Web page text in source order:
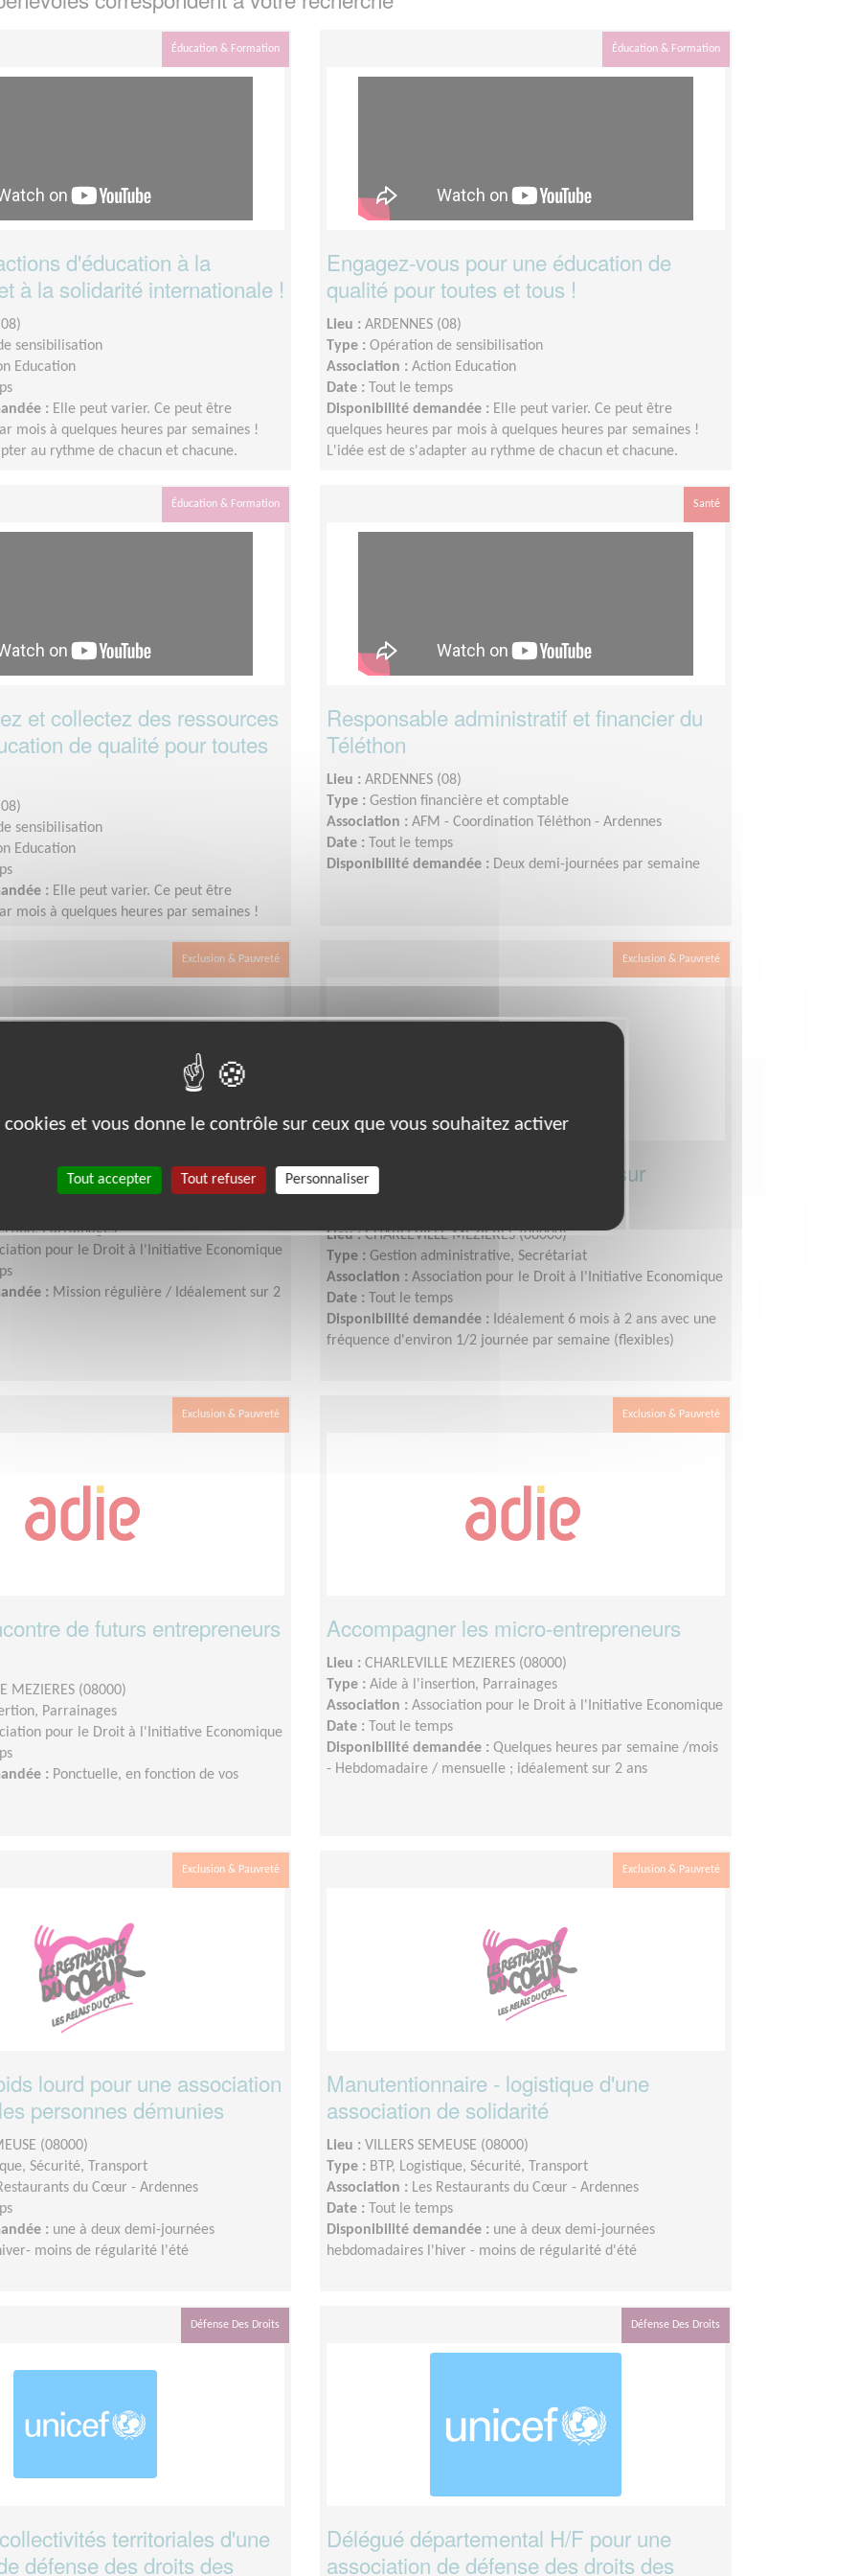
Éducation & Formation
d'éducation à la
à la solidarité internationale !
sensibilisation
Education
: Elle peut varier. Ce peut être
mois à quelques heures par semaines !
au rythme de chacun et chacune.
Éducation & Formation
Engagez-vous pour une éducation de
qualité pour toutes et tous !
Lieu : ARDENNES (08)
Type : Opération de sensibilisation
Association : Action Education
Date : Tout le temps
Disponibilité demandée : Elle peut varier. Ce peut être
quelques heures par mois à quelques heures par semaines !
L'idée est de s'adapter au rythme de chacun et chacune.
Éducation & Formation
et collectez des ressources
de qualité pour toutes
sensibilisation
Education
: Elle peut varier. Ce peut être
mois à quelques heures par semaines !
Santé
Responsable administratif et financier du
Téléthon
Lieu : ARDENNES (08)
Type : Gestion financière et comptable
Association : AFM - Coordination Téléthon - Ardennes
Date : Tout le temps
Disponibilité demandée : Deux demi-journées par semaine
Exclusion & Pauvreté
pour l'accès à l'emploi
Parrainages
pour le Droit à l'Initiative Economique
: Mission régulière / Idéalement sur 2
Exclusion & Pauvreté
Aidez des micro-entrepreneurs sur
l'administratif
Lieu :CHARLEVILLE MEZIERES (08000)
Type : Gestion administrative, Secrétariat
Association : Association pour le Droit à l'Initiative Economique
Date : Tout le temps
Disponibilité demandée : Idéalement 6 mois à 2 ans avec une
fréquence d'environ 1/2 journée par semaine (flexibles)
Exclusion & Pauvreté
de futurs entrepreneurs
MEZIERES (08000)
Parrainages
pour le Droit à l'Initiative Economique
: Ponctuelle, en fonction de vos
Exclusion & Pauvreté
Accompagner les micro-entrepreneurs
Lieu : CHARLEVILLE MEZIERES (08000)
Type : Aide à l'insertion, Parrainages
Association : Association pour le Droit à l'Initiative Economique
Date : Tout le temps
Disponibilité demandée : Quelques heures par semaine /mois
- Hebdomadaire / mensuelle ; idéalement sur 2 ans
Exclusion & Pauvreté
lourd pour une association
personnes démunies
(08000)
Sécurité, Transport
du Cœur - Ardennes
: une à deux demi-journées
moins de régularité l'été
Exclusion & Pauvreté
Manutentionnaire - logistique d'une
association de solidarité
Lieu : VILLERS SEMEUSE (08000)
Type : BTP, Logistique, Sécurité, Transport
Association : Les Restaurants du Cœur - Ardennes
Date : Tout le temps
Disponibilité demandée : une à deux demi-journées
hebdomadaires l'hiver - moins de régularité d'été
Défense Des Droits
territoriales d'une
défense des droits des
Défense Des Droits
Délégué départemental H/F pour une
association de défense des droits des
cookies et vous donne le contrôle sur ceux que vous souhaitez activer
Tout accepter Tout refuser Personnaliser